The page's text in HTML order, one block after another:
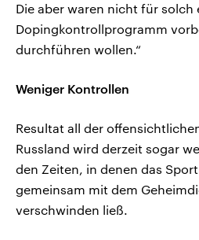
Die aber waren nicht für solch
Dopingkontrollprogramm
durchführen wollen.“
Weniger Kontrollen
Resultat all der
Russland wird derzeit sogar
den Zeiten, in denen das
gemeinsam mit dem
verschwinden ließ.